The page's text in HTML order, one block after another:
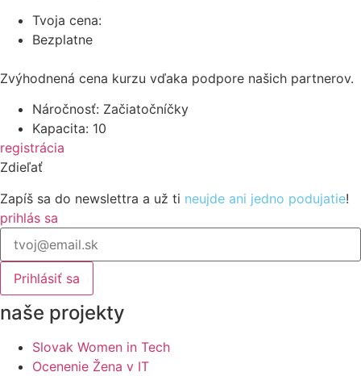
Tvoja cena:
Bezplatne
Zvýhodnená cena kurzu vďaka podpore našich partnerov.
Náročnosť: Začiatočníčky
Kapacita: 10
registrácia
Zdieľať
Zapíš sa do newslettra a už ti neujde ani jedno podujatie!
prihlás sa
naše projekty
Slovak Women in Tech
Ocenenie Žena v IT